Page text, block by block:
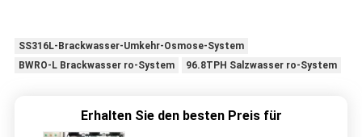
SS316L-Brackwasser-Umkehr-Osmose-System
BWRO-L Brackwasser ro-System
96.8TPH Salzwasser ro-System
Erhalten Sie den besten Preis für